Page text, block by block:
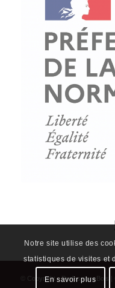
© Copyright - ProfessionsBois |
Actualités
Mentions
Politique de confidentialité
Notre site utilise des
statistiques de visites et
En savoir plus